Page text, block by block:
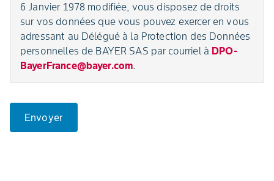
6 Janvier 1978 modifiée, vous disposez de droits
sur vos données que vous pouvez exercer en vous
adressant au Délégué à la Protection des Données
personnelles de BAYER SAS par courriel à DPO-
BayerFrance@bayer.com.
Envoyer